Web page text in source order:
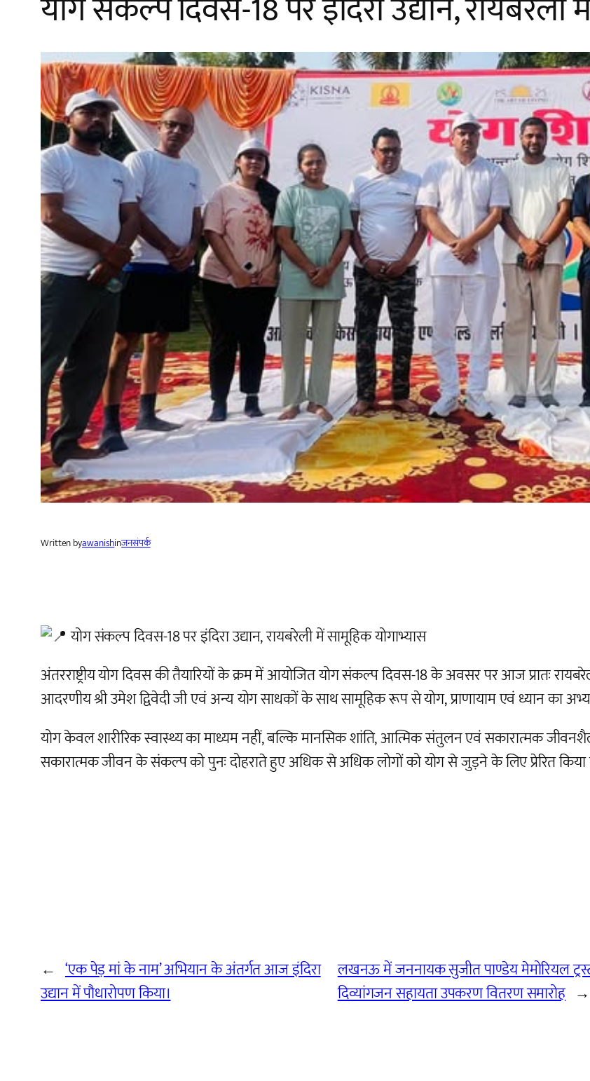
Written byawanishinजनसंपर्क
योग संकल्प दिवस-18 पर इंदिरा उद्यान, रायबरेली में सामूहिक योगाभ्यास
अंतरराष्ट्रीय योग दिवस की तैयारियों के क्रम में आयोजित योग संकल्प दिवस-18 के अवसर पर आज प्रातः
आदरणीय श्री उमेश द्विवेदी जी एवं अन्य योग साधकों के साथ सामूहिक रूप से योग, प्राणायाम एवं ध्यान का
योग केवल शारीरिक स्वास्थ्य का माध्यम नहीं, बल्कि मानसिक शांति, आत्मिक संतुलन एवं सकारात्मक
सकारात्मक जीवन के संकल्प को पुनः दोहराते हुए अधिक से अधिक लोगों को योग से जुड़ने के लिए प्रेरित किया
← ‘एक पेड़ मां के नाम’ अभियान के अंतर्गत आज इंदिरा
उद्यान में पौधारोपण किया।
लखनऊ में जननायक सुजीत पाण्डेय मेमोरियल
दिव्यांगजन सहायता उपकरण वितरण समारोह →